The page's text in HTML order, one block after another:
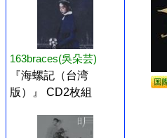
163braces(吳朵芸)
『海螺記（台湾
版）』 CD2枚組